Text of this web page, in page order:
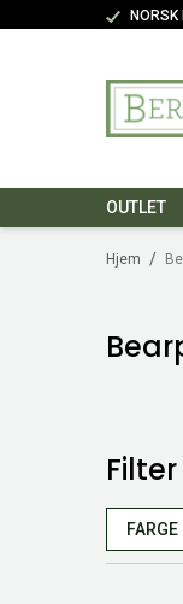
NORSK
OUTLET
/
Hjem
Filter
FARGE